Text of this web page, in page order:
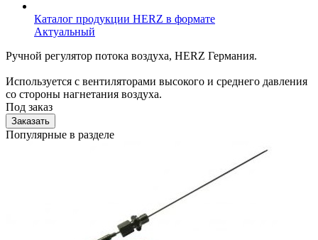
Каталог продукции HERZ в формате
Актуальный
Ручной регулятор потока воздуха, HERZ Германия.
Используется с вентиляторами высокого и среднего давления
со стороны нагнетания воздуха.
Под заказ
Заказать
Популярные в разделе